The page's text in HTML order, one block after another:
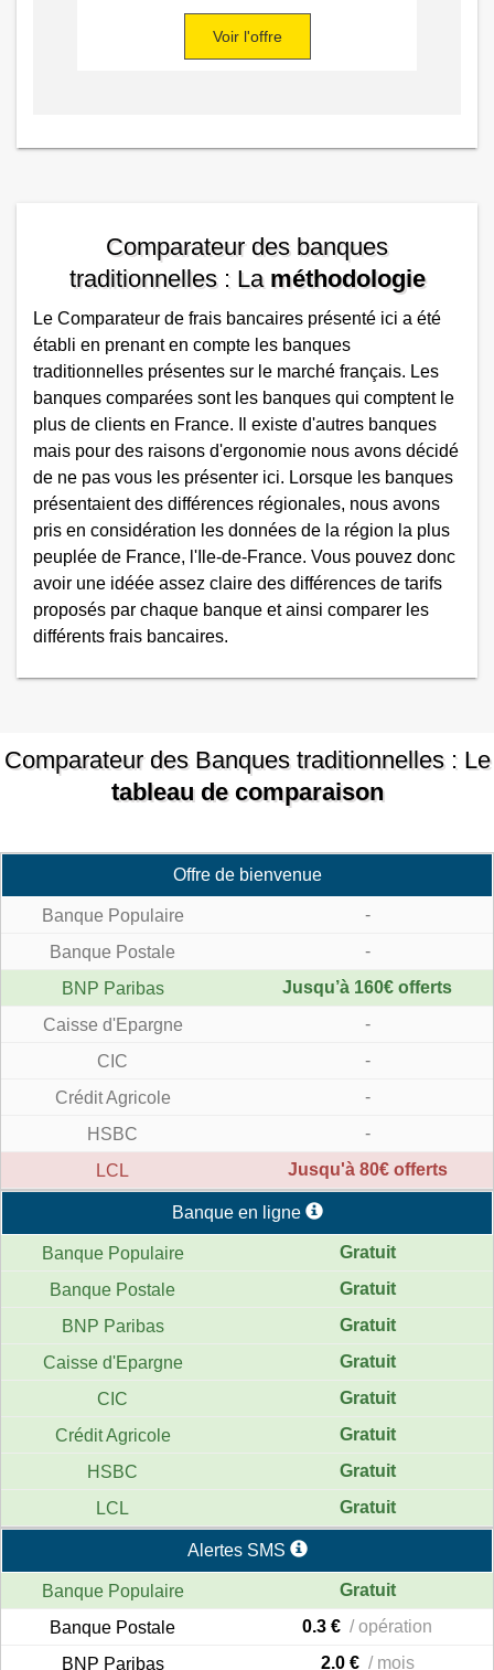
Voir l'offre
Comparateur des banques
traditionnelles : La méthodologie
Le Comparateur de frais bancaires présenté ici a été
établi en prenant en compte les banques
traditionnelles présentes sur le marché français. Les
banques comparées sont les banques qui comptent le
plus de clients en France. Il existe d'autres banques
mais pour des raisons d'ergonomie nous avons décidé
de ne pas vous les présenter ici. Lorsque les banques
présentaient des différences régionales, nous avons
pris en considération les données de la région la plus
peuplée de France, l'Ile-de-France. Vous pouvez donc
avoir une idéée assez claire des différences de tarifs
proposés par chaque banque et ainsi comparer les
différents frais bancaires.
Comparateur des Banques traditionnelles : Le
tableau de comparaison
Offre de bienvenue
-
-
Jusqu’à 160€ offerts
-
-
-
-
Jusqu'à 80€ offerts
Banque en ligne
Gratuit
Gratuit
Gratuit
Gratuit
Gratuit
Gratuit
Gratuit
Gratuit
Alertes SMS
Gratuit
0.3 € / opération
2.0 € / mois